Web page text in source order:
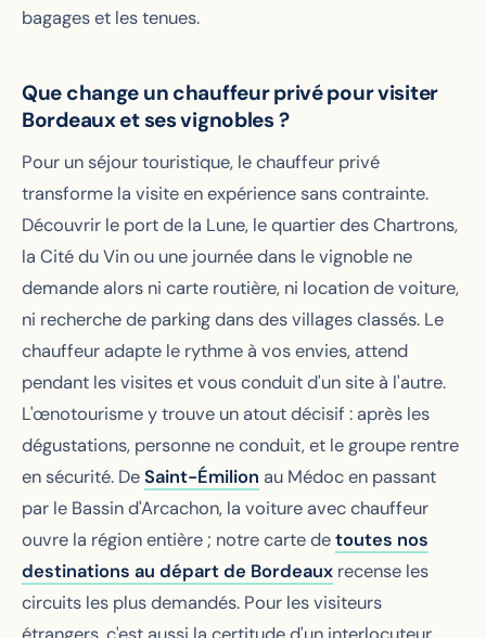
bagages et les tenues.
Que change un chauffeur privé pour visiter
Bordeaux et ses vignobles ?
Pour un séjour touristique, le chauffeur privé
transforme la visite en expérience sans contrainte.
Découvrir le port de la Lune, le quartier des Chartrons,
la Cité du Vin ou une journée dans le vignoble ne
demande alors ni carte routière, ni location de voiture,
ni recherche de parking dans des villages classés. Le
chauffeur adapte le rythme à vos envies, attend
pendant les visites et vous conduit d'un site à l'autre.
L'œnotourisme y trouve un atout décisif : après les
dégustations, personne ne conduit, et le groupe rentre
en sécurité. DeSaint-Émilion au Médoc en passant
par le Bassin d'Arcachon, la voiture avec chauffeur
ouvre la région entière ; notre carte detoutes nos
destinations au départ de Bordeaux recense les
circuits les plus demandés. Pour les visiteurs